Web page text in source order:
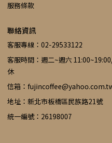
服務條款
聯絡資訊
客服專線：02-29533122
客服時間：週二~週六
休
信箱：
地址：新北市板橋區民族路21號
統一編號：26198007